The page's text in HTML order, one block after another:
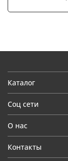
Каталог
Соц сети
О нас
Контакты